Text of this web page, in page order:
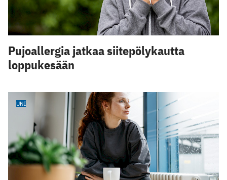
Pujoallergia jatkaa siitepölykautta
loppukesään
UNI